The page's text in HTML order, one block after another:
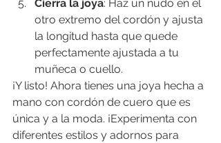
Cierra la joya: Haz un nudo en el
otro extremo del cordón y ajusta
la longitud hasta que quede
perfectamente ajustada a tu
muñeca o cuello.
¡Y listo! Ahora tienes una joya hecha a
mano con cordón de cuero que es
única y a la moda. ¡Experimenta con
diferentes estilos y adornos para